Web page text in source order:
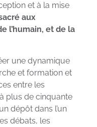
et à la mise
aux
l’humain, et de la
une dynamique
et formation et
entre les
plus de cinquante
dépôt dans l’un
débats, les